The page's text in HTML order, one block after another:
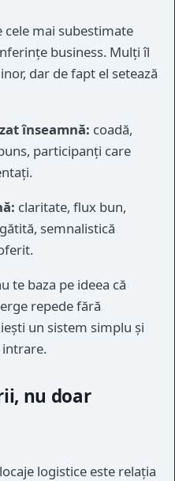
cele mai subestimate
business. Mulți îl
dar de fapt el setează
înseamnă: coadă,
participanți care
claritate, flux bun,
semnalistică
te baza pe ideea că
repede fără
un sistem simplu și
intrare.
nu doar
logistice este relația